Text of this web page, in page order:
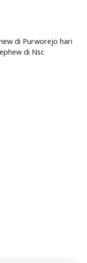
di Purworejo hari
di Nsc